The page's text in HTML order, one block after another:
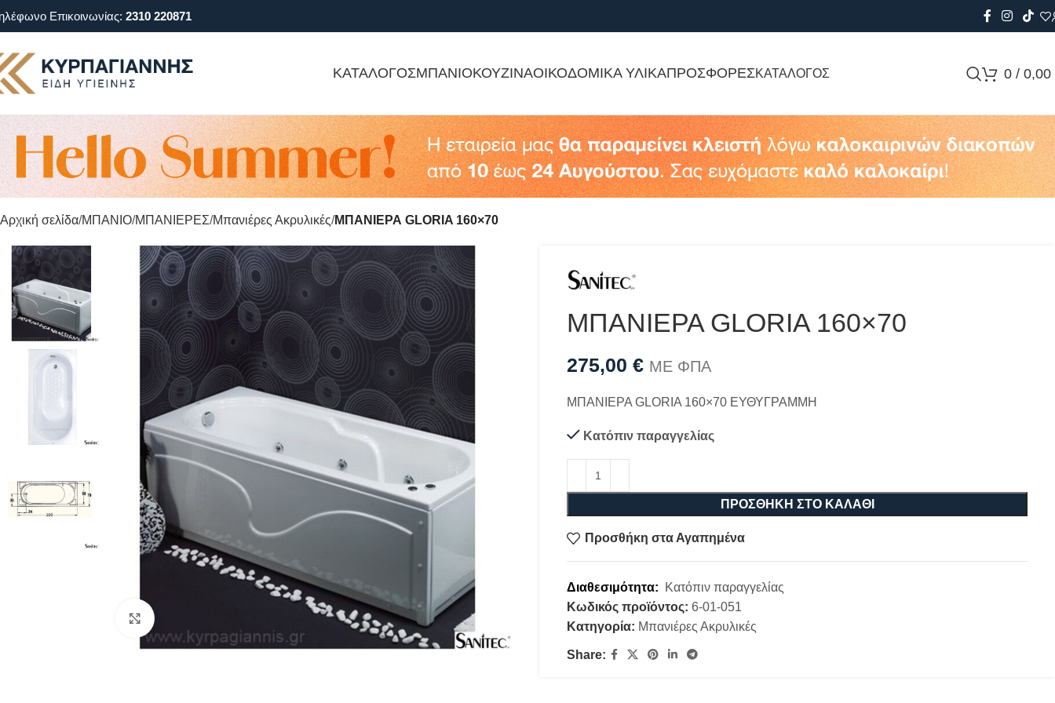
Επικοινωνίας: 2310 220871
ΚΑΤΑΛΟΓΟΣΜΠΑΝΙΟΚΟΥΖΙΝΑΟΙΚΟΔΟΜΙΚΑ ΥΛΙΚΑΠΡΟΣΦΟΡΕΣΚΑΤΑΛΟΓΟΣ 0 / 0,00
Αρχική σελίδα ΜΠΑΝΙΟ ΜΠΑΝΙΕΡΕΣ Μπανιέρες Ακρυλικές ΜΠΑΝΙΕΡΑ GLORIA 160×70
ΜΠΑΝΙΕΡΑ GLORIA 160×70
275,00 € ΜΕ ΦΠΑ
ΜΠΑΝΙΕΡΑ GLORIA 160×70 ΕΥΘΥΓΡΑΜΜΗ
Κατόπιν παραγγελίας
ΠΡΟΣΘΉΚΗ ΣΤΟ ΚΑΛΆΘΙ
Προσθήκη στα Αγαπημένα
Διαθεσιμότητα:
Κατόπιν παραγγελίας
Κωδικός προϊόντος: 6-01-051
Κατηγορία: Μπανιέρες Ακρυλικές
Share: